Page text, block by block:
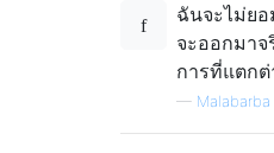
ฉันจะไม่ย
จะออกมา
การที่แตก
— Malabarba